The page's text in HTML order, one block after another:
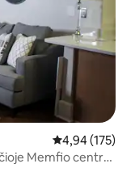
Vidutinis
4,94 (175)
Memfio centro